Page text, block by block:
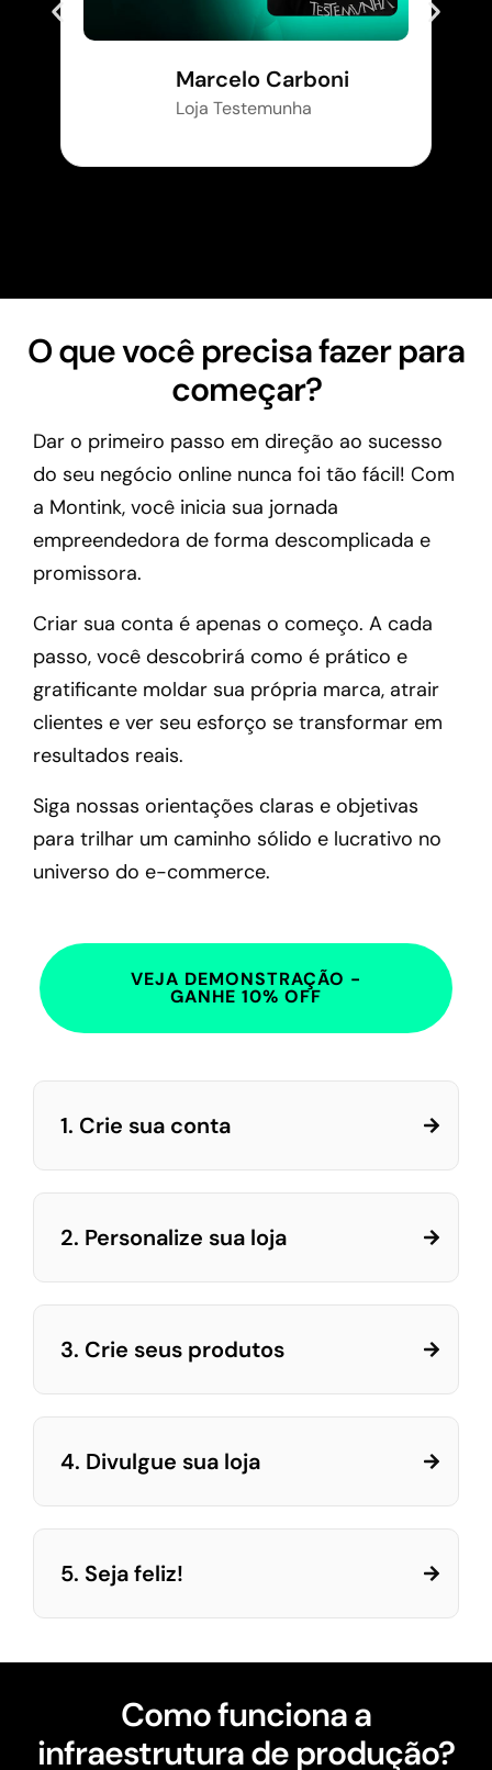
Marcelo Carboni
Loja Testemunha
O que você precisa fazer para
começar?
Dar o primeiro passo em direção ao sucesso
do seu negócio online nunca foi tão fácil! Com
a Montink, você inicia sua jornada
empreendedora de forma descomplicada e
promissora.
Criar sua conta é apenas o começo. A cada
passo, você descobrirá como é prático e
gratificante moldar sua própria marca, atrair
clientes e ver seu esforço se transformar em
resultados reais.
Siga nossas orientações claras e objetivas
para trilhar um caminho sólido e lucrativo no
universo do e-commerce.
VEJA DEMONSTRAÇÃO -
GANHE 10% OFF
1. Crie sua conta
2. Personalize sua loja
3. Crie seus produtos
4. Divulgue sua loja
5. Seja feliz!
Como funciona a
infraestrutura de produção?